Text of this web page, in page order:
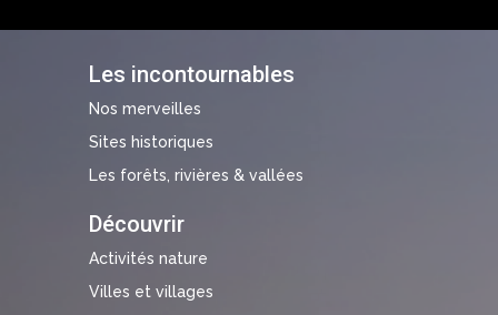
Les incontournables
Nos merveilles
Sites historiques
Les forêts, rivières & vallées
Découvrir
Activités nature
Villes et villages